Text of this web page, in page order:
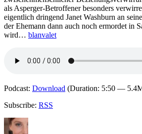
als Asperger-Betroffener besonders
eigentlich dringend Janet Washburn an
der Ehemann dann auch noch ermordet in
wird… blanvalet
Podcast: Download (Duration: 5:50 —
Subscribe: RSS
Autor